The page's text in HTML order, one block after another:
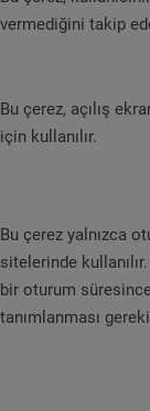
vermediğini takip
Bu çerez, açılış
için kullanılır.
Bu çerez yalnızca
sitelerinde
bir oturum
tanımlanması